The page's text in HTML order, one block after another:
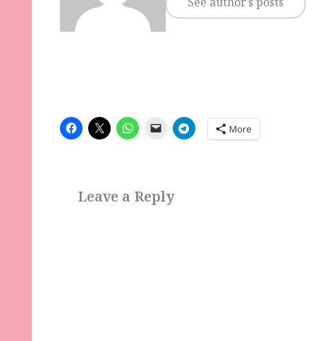
See author's posts
More
Leave a Reply